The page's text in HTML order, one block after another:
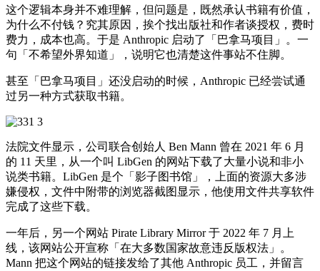
这个逻辑本身并不难理解，但问题是，既然承认书籍有价值，
为什么不付钱？究其原因，挨个找出版社和作者谈授权，费时
费力，成本也高。于是 Anthropic 启动了「巴拿马项目」。一
句「不希望外界知道」，说明它也清楚这件事站不住脚。
甚至「巴拿马项目」还没启动的时候，Anthropic 已经尝试通
过另一种方式获取书籍。
法院文件显示，公司联合创始人 Ben Mann 曾在 2021 年 6 月
的 11 天里，从一个叫 LibGen 的网站下载了大量小说和非小
说类书籍。LibGen 是个「影子图书馆」，上面的资源大多涉
嫌侵权，文件中附带的浏览器截图显示，他使用文件共享软件
完成了这些下载。
一年后，另一个网站 Pirate Library Mirror 于 2022 年 7 月上
线，该网站公开宣称「在大多数国家故意违反版权法」。
Mann 把这个网站的链接发给了其他 Anthropic 员工，并留言